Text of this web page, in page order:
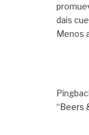
dais
Menos
“Beers